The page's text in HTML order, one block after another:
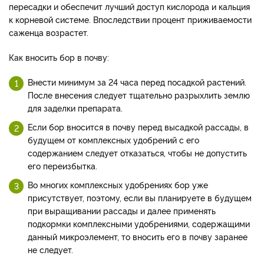
пересадки и обеспечит лучший доступ кислорода и кальция
к корневой системе. Впоследствии процент приживаемости
саженца возрастет.
Как вносить бор в почву:
Внести минимум за 24 часа перед посадкой растений.
После внесения следует тщательно разрыхлить землю
для заделки препарата.
Если бор вносится в почву перед высадкой рассады, в
будущем от комплексных удобрений с его
содержанием следует отказаться, чтобы не допустить
его переизбытка.
Во многих комплексных удобрениях бор уже
присутствует, поэтому, если вы планируете в будущем
при выращивании рассады и далее применять
подкормки комплексными удобрениями, содержащими
данный микроэлемент, то вносить его в почву заранее
не следует.